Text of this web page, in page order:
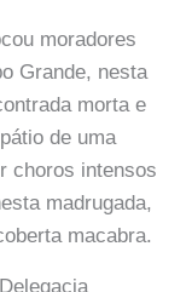
moradores
Grande, nesta
morta e
de uma
choros intensos
madrugada,
macabra.